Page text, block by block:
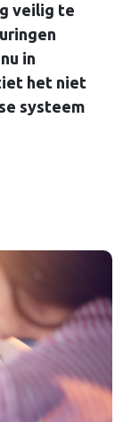
veilig te
in
het niet
systeem